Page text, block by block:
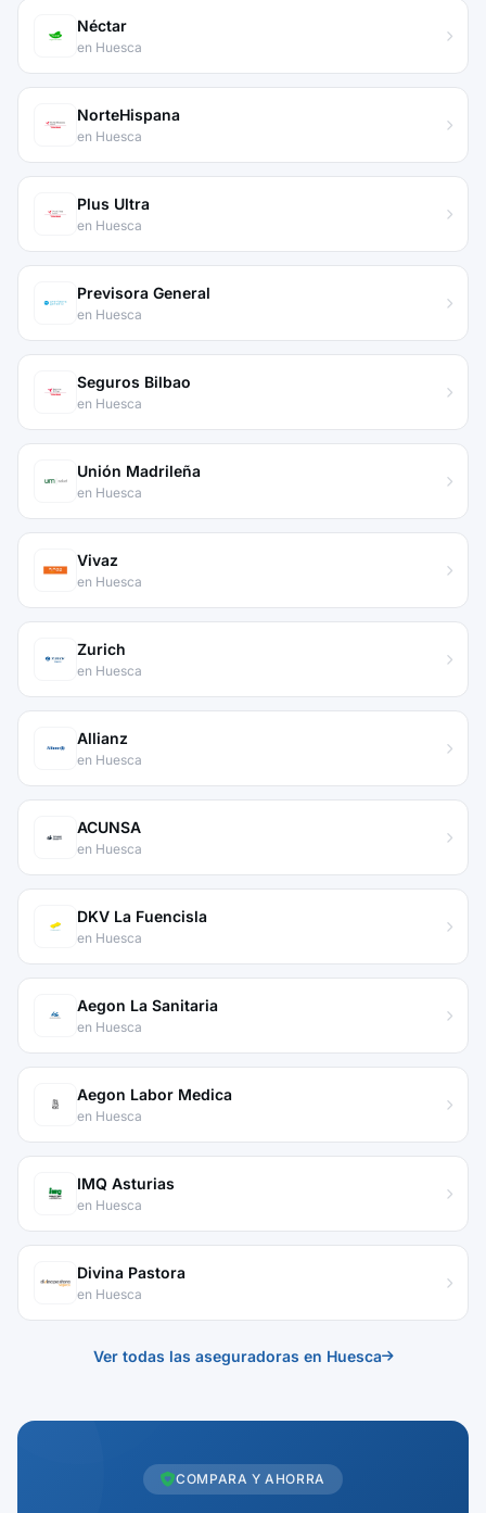
Néctar
en Huesca
NorteHispana
en Huesca
Plus Ultra
en Huesca
Previsora General
en Huesca
Seguros Bilbao
en Huesca
Unión Madrileña
en Huesca
Vivaz
en Huesca
Zurich
en Huesca
Allianz
en Huesca
ACUNSA
en Huesca
DKV La Fuencisla
en Huesca
Aegon La Sanitaria
en Huesca
Aegon Labor Medica
en Huesca
IMQ Asturias
en Huesca
Divina Pastora
en Huesca
Ver todas las aseguradoras en Huesca
COMPARA Y AHORRA